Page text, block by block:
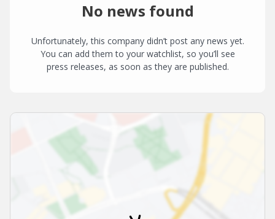
No news found
Unfortunately, this company didn’t post any news yet.
You can add them to your watchlist, so you’ll see
press releases, as soon as they are published.